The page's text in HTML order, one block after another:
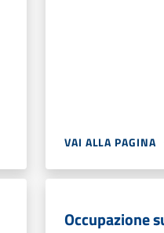
VAI ALLA PAGINA
Occupazione